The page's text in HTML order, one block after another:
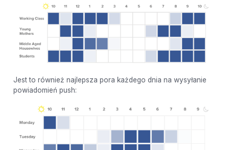
Jest to również najlepsza pora każdego dnia na wysyłanie
powiadomień push: